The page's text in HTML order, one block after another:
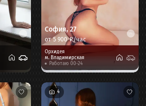
София, 27
от5 900₽/час
Орхидея
м. Владимирская
Работаю 00-24
4